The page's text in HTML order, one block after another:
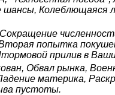
Колеблющаяся
попытка
прилив в
Обвал рынка,
материка,
пустоты.